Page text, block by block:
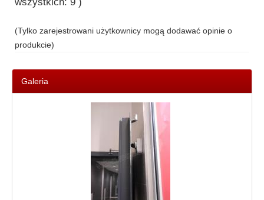
(Tylko zarejestrowani użytkownicy mogą dodawać opinie o
produkcie)
Galeria